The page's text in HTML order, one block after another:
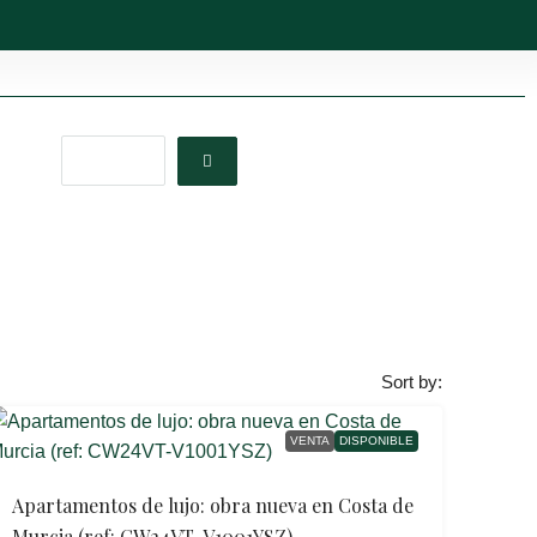
Sort by:
VENTA DISPONIBLE
Apartamentos de lujo: obra nueva en Costa de